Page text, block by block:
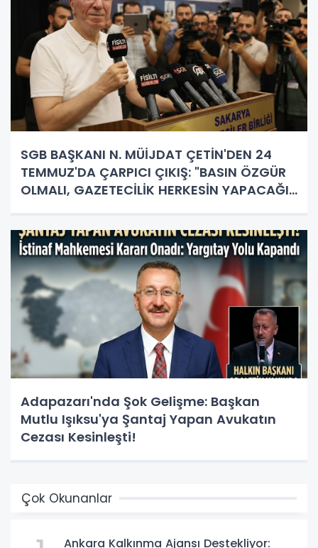
SGB BAŞKANI N. MÜİJDAT ÇETİN'DEN 24
TEMMUZ'DA ÇARPICI ÇIKIŞ: "BASIN ÖZGÜR
OLMALI, GAZETECİLİK HERKESİN YAPACAĞI
Adapazarı'nda Şok Gelişme: Başkan
Mutlu Işıksu'ya Şantaj Yapan Avukatın
Cezası Kesinleşti!
Çok Okunanlar
Ankara Kalkınma Ajansı Destekliyor: